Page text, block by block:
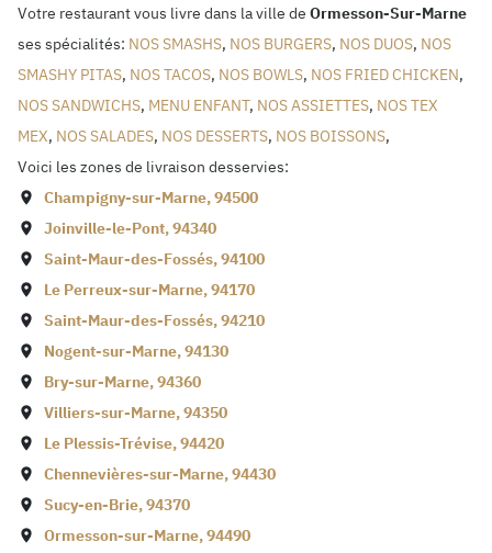
Votre restaurant vous livre dans la ville de Ormesson-Sur-Marne
ses spécialités: NOS SMASHS, NOS BURGERS, NOS DUOS, NOS
SMASHY PITAS, NOS TACOS, NOS BOWLS, NOS FRIED CHICKEN,
NOS SANDWICHS, MENU ENFANT, NOS ASSIETTES, NOS TEX
MEX, NOS SALADES, NOS DESSERTS, NOS BOISSONS,
Voici les zones de livraison desservies:
Champigny-sur-Marne,94500
Joinville-le-Pont,94340
Saint-Maur-des-Fossés,94100
Le Perreux-sur-Marne,94170
Saint-Maur-des-Fossés,94210
Nogent-sur-Marne,94130
Bry-sur-Marne,94360
Villiers-sur-Marne,94350
Le Plessis-Trévise,94420
Chennevières-sur-Marne,94430
Sucy-en-Brie,94370
Ormesson-sur-Marne,94490